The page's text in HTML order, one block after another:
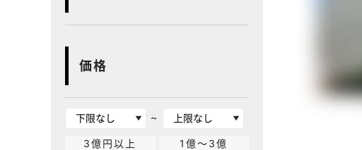
価格
~
3億円以上
1億～3億